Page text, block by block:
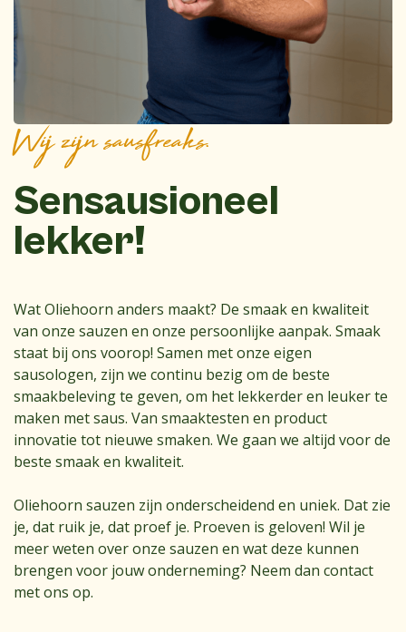
Wij zijn sausfreaks.
Sensausioneel
lekker!
Wat Oliehoorn anders maakt? De smaak en kwaliteit
van onze sauzen en onze persoonlijke aanpak. Smaak
staat bij ons voorop! Samen met onze eigen
sausologen, zijn we continu bezig om de beste
smaakbeleving te geven, om het lekkerder en leuker te
maken met saus. Van smaaktesten en product
innovatie tot nieuwe smaken. We gaan we altijd voor de
beste smaak en kwaliteit.
Oliehoorn sauzen zijn onderscheidend en uniek. Dat zie
je, dat ruik je, dat proef je. Proeven is geloven! Wil je
meer weten over onze sauzen en wat deze kunnen
brengen voor jouw onderneming? Neem dan contact
met ons op.